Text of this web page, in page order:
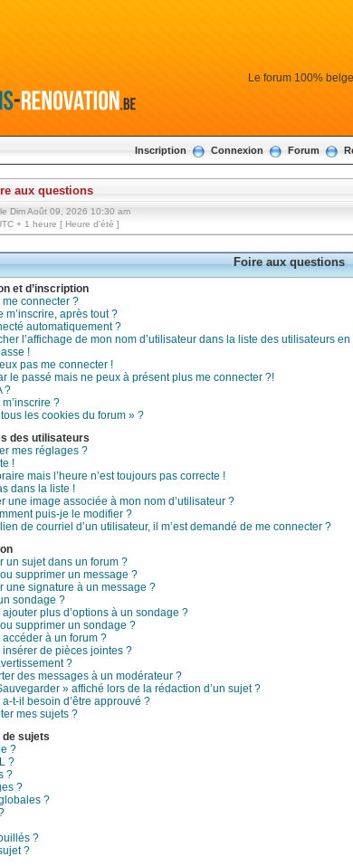
Le forum 100%
Inscription Connexion Forum
aux questions
Dim Août 09, 2026 10:30 am
+ 1 heure [ Heure d’été ]
Foire aux questions
et d’inscription
connecter ?
après tout ?
automatiquement ?
l’affichage de mon nom d’utilisateur dans la liste des utilisateurs
!
pas me connecter !
le passé mais ne peux à présent plus me connecter ?!
?
?
les cookies du forum » ?
des utilisateurs
mes réglages ?
!
mais l’heure n’est toujours pas correcte !
dans la liste !
une image associée à mon nom d’utilisateur ?
puis-je le modifier ?
de courriel d’un utilisateur, il m’est demandé de me connecter ?
un sujet dans un forum ?
supprimer un message ?
une signature à un message ?
sondage ?
plus d’options à un sondage ?
supprimer un sondage ?
à un forum ?
de pièces jointes ?
?
des messages à un modérateur ?
» affiché lors de la rédaction d’un sujet ?
t-il besoin d’être approuvé ?
mes sujets ?
de sujets
?
?
?
?
?
?
?